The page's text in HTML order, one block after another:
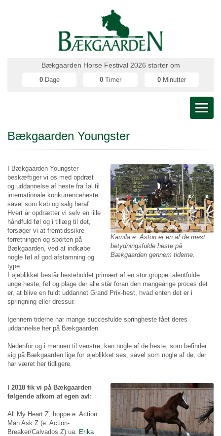
Bækgaarden Horse Festival 2026 starter om
0 Dage 0 Timer 0 Minutter
Bækgaarden Youngster
Kamila e. Aston er en af de mest
betydningsfulde heste på
Bækgaarden gennem tiderne.
I Bækgaarden Youngster
beskæftiger vi os med opdræt
og uddannelse af heste fra føl til
internationale konkurrenceheste
såvel som køb og salg heraf.
Hvert år opdrætter vi selv en lille
håndfuld føl og i tillæg til det,
forsøger vi at fremtidssikre
forretningen og sporten på
Bækgaarden, ved at indkøbe
nogle føl af god afstamning og
type.
I øjeblikket består hesteholdet primært af en stor gruppe talentfulde
unge heste, føl og plage der alle står foran den mangeårige proces det
er, at blive en fuldt uddannet Grand Prix-hest, hvad enten det er i
springning eller dressur.
Igennem tiderne har mange succesfulde springheste fået deres
uddannelse her på Bækgaarden.
Nedenfor og i menuen til venstre, kan nogle af de heste, som befinder
sig på Bækgaarden lige for øjeblikket ses, såvel som nogle af de, der
har været her tidligere.
I 2018 fik vi på Bækgaarden
følgende afkom af egen avl:
All My Heart Z, hoppe e. Action
Man Ask Z (e. Action-
Breaker/Calvados Z) ua. Erika